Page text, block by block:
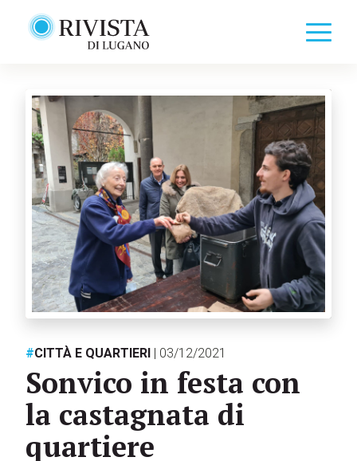
#CITTÀ E QUARTIERI | 03/12/2021
Sonvico in festa con
la castagnata di
quartiere